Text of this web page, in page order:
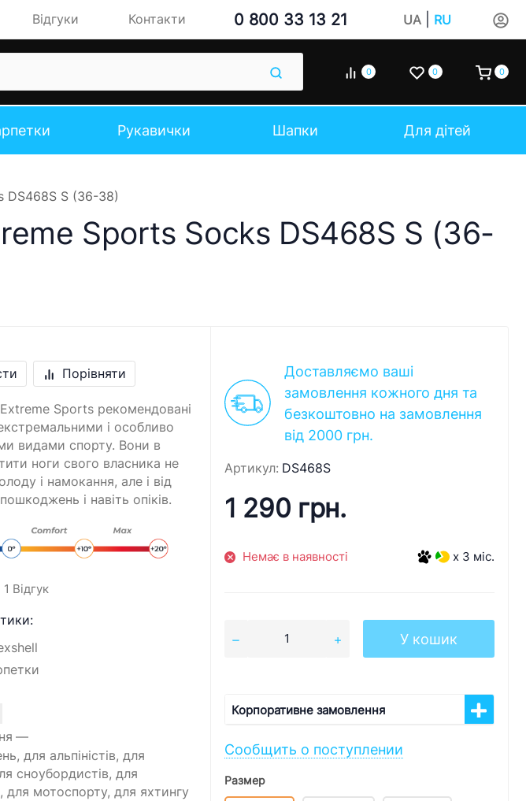
Відгуки Контакти 0 800 33 13 21 UA| RU
0 0 0
Рукавички Шапки Для дітей
DS468S S (36-38)
Sports Socks DS468S S (36-
Порівняти
Sports рекомендовані
і особливо
видами спорту. Вони в
ноги свого власника не
і намокання, але і від
і навіть опіків.
1 Відгук
для альпіністів, для
сноубордистів, для
для мотоспорту, для яхтингу
Доставляємо ваші
замовлення кожного дня та
безкоштовно на замовлення
від 2000 грн.
Артикул: DS468S
1 290 грн.
Немає в наявності x 3 міс.
У кошик
Корпоративне замовлення
Сообщить о поступлении
Размер